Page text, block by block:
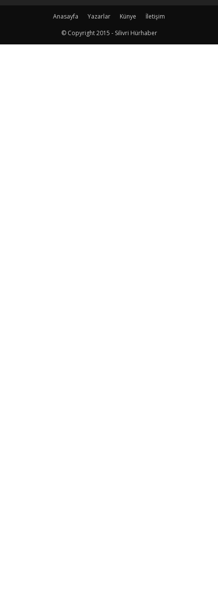
Anasayfa Yazarlar Künye
İletişim
© Copyright 2015 - Silivri Hürhaber